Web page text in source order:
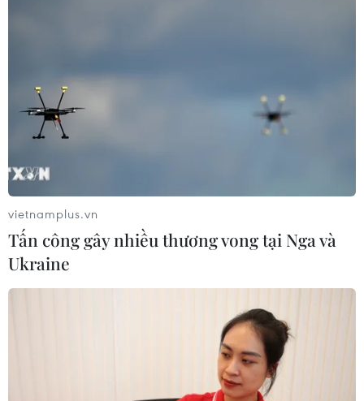
vietnamplus.vn
Tấn công gây nhiều thương vong tại Nga và
Ukraine